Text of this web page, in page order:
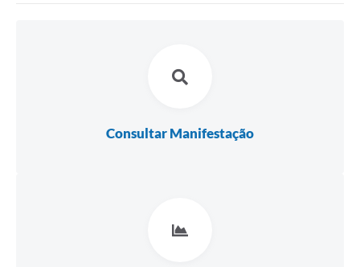
Consultar Manifestação